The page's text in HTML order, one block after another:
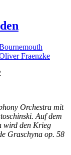
Fraenzke
Orchestra mit
Auf dem
wird den Krieg
Graschyna op. 58